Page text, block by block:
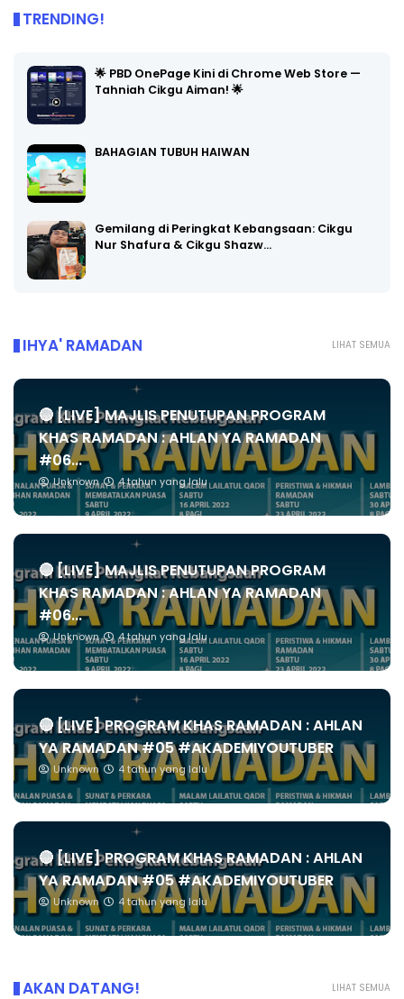
TRENDING!
🌟 PBD OnePage Kini di Chrome Web Store —
Tahniah Cikgu Aiman! 🌟
BAHAGIAN TUBUH HAIWAN
Gemilang di Peringkat Kebangsaan: Cikgu
Nur Shafura & Cikgu Shazw…
LIHAT SEMUA
IHYA' RAMADAN
🔴 [LIVE] MAJLIS PENUTUPAN PROGRAM
KHAS RAMADAN : AHLAN YA RAMADAN
#06...
Unknown 4 tahun yang lalu
🔴 [LIVE] MAJLIS PENUTUPAN PROGRAM
KHAS RAMADAN : AHLAN YA RAMADAN
#06...
Unknown 4 tahun yang lalu
🔴 [LIVE] PROGRAM KHAS RAMADAN : AHLAN
YA RAMADAN #05 #AKADEMIYOUTUBER
Unknown 4 tahun yang lalu
🔴 [LIVE] PROGRAM KHAS RAMADAN : AHLAN
YA RAMADAN #05 #AKADEMIYOUTUBER
Unknown 4 tahun yang lalu
LIHAT SEMUA
AKAN DATANG!